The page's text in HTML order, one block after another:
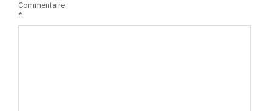
Commentaire
*